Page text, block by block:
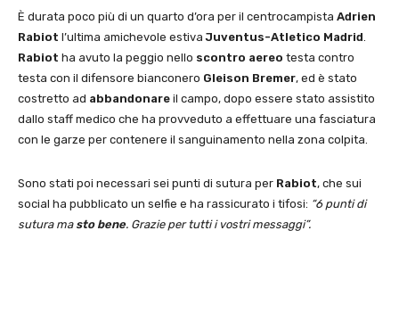
È durata poco più di un quarto d’ora per il centrocampista Adrien
Rabiot l’ultima amichevole estivaJuventus-Atletico Madrid
Rabiot ha avuto la peggio nello scontro aereo testa contro
testa con il difensore bianconero Gleison Bremer, ed è stato
costretto ad abbandonare il campo, dopo essere stato assistito
dallo staff medico che ha provveduto a effettuare una fasciatura
con le garze per contenere il sanguinamento nella zona colpita.
Sono stati poi necessari sei punti di sutura per Rabiot, che sui
social ha pubblicato un selfie e ha rassicurato i tifosi: “6 punti di
sutura ma sto bene. Grazie per tutti i vostri messaggi”.